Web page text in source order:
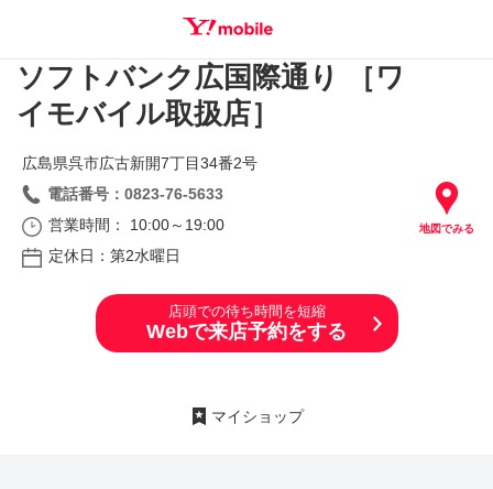
SEARCH
ソフトバンク広国際通り ［ワ
イモバイル取扱店］
地図でみる
広島県呉市広古新開7丁目34番2号
電話番号：0823-76-5633
営業時間： 10:00～19:00
定休日：第2水曜日
店頭での待ち時間を短縮
Webで来店予約をする
マイショップ